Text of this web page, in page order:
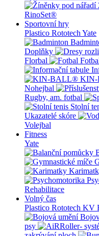
RinoSet®
Sportovní hry
Plastico Rototech Yate
Doplňky
Florbal
Nohejbal
Rugby, am. fotbal
Stolní
Ukazatelé skóre
Volejbal
Fitness
Yate
Rehabilitace
Volný čas
Plastico Rototech KV
psy